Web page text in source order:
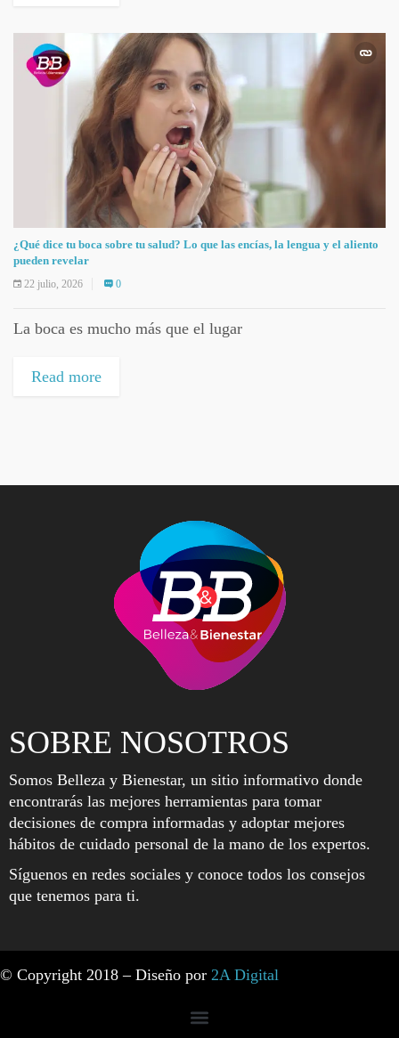
¿Qué dice tu boca sobre tu salud? Lo que las encías, la lengua y el aliento
pueden revelar
22 julio, 2026 0
La boca es mucho más que el lugar
Read more
SOBRE NOSOTROS
Somos Belleza y Bienestar, un sitio informativo donde
encontrarás las mejores herramientas para tomar
decisiones de compra informadas y adoptar mejores
hábitos de cuidado personal de la mano de los expertos.
Síguenos en redes sociales y conoce todos los consejos
que tenemos para ti.
© Copyright 2018 – Diseño por 2A Digital